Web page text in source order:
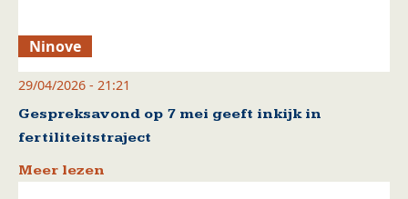
Ninove
29/04/2026 - 21:21
Gespreksavond op 7 mei geeft inkijk in
fertiliteitstraject
Meer lezen